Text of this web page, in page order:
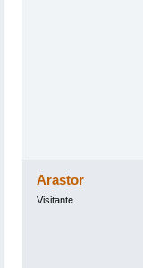
Arastor
Visitante